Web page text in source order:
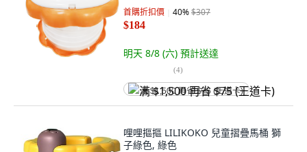
首購折扣價 40%$307
$184
明天 8/8 (六) 預計送達
(4)
满 $1,500 再省 $75 (王道卡)
哩哩摳摳 LILIKOKO 兒童摺疊馬桶 獅
子綠色, 綠色